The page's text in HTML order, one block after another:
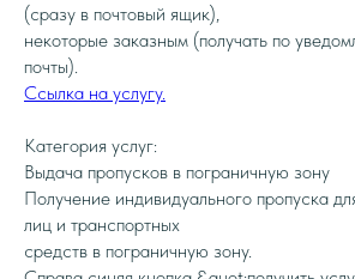
(сразу в почтовый ящик),
некоторые заказным (получать по
почты).
Ссылка на услугу.
Категория услуг:
Выдача пропусков в пограничную зону
Получение индивидуального пропуска
лиц и транспортных
средств в пограничную зону.